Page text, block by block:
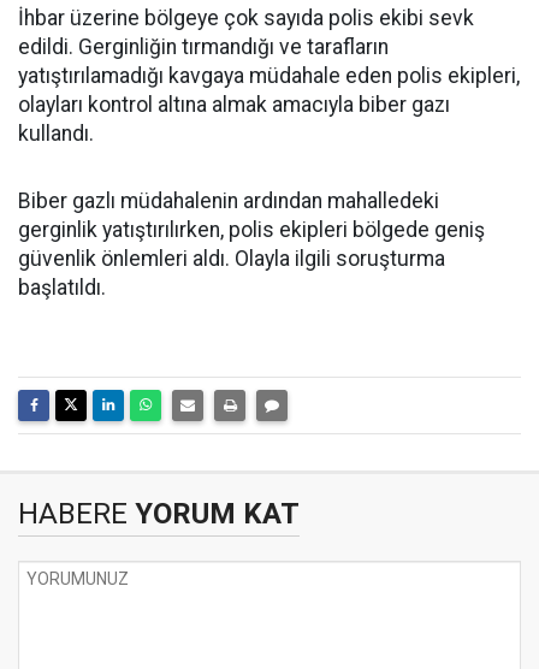
İhbar üzerine bölgeye çok sayıda polis ekibi sevk
edildi. Gerginliğin tırmandığı ve tarafların
yatıştırılamadığı kavgaya müdahale eden polis ekipleri,
olayları kontrol altına almak amacıyla biber gazı
kullandı.
Biber gazlı müdahalenin ardından mahalledeki
gerginlik yatıştırılırken, polis ekipleri bölgede geniş
güvenlik önlemleri aldı. Olayla ilgili soruşturma
başlatıldı.
HABERE YORUM KAT